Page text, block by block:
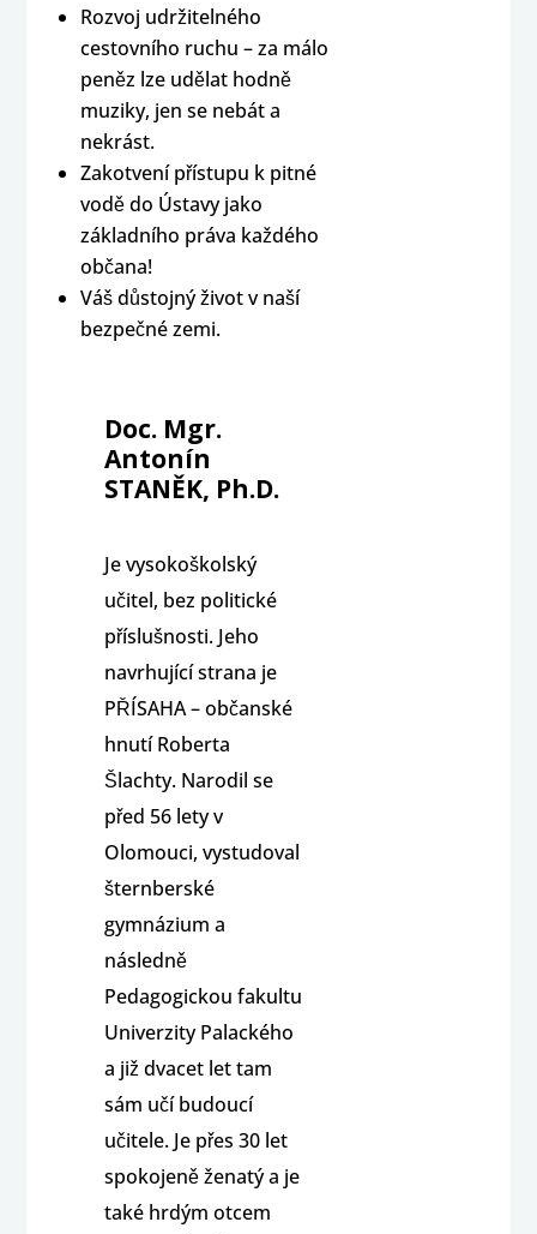
Rozvoj udržitelného
cestovního ruchu – za málo
peněz lze udělat hodně
muziky, jen se nebát a
nekrást.
Zakotvení přístupu k pitné
vodě do Ústavy jako
základního práva každého
občana!
Váš důstojný život v naší
bezpečné zemi.
Doc. Mgr.
Antonín
STANĚK, Ph.D.
Je vysokoškolský
učitel, bez politické
příslušnosti. Jeho
navrhující strana je
PŘÍSAHA – občanské
hnutí Roberta
Šlachty. Narodil se
před 56 lety v
Olomouci, vystudoval
šternberské
gymnázium a
následně
Pedagogickou fakultu
Univerzity Palackého
a již dvacet let tam
sám učí budoucí
učitele. Je přes 30 let
spokojeně ženatý a je
také hrdým otcem